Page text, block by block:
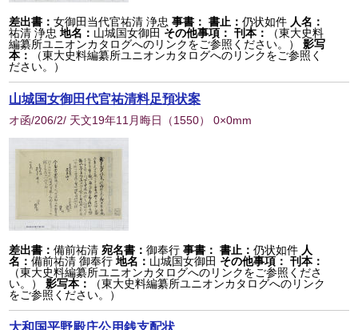
差出書：女御田当代官祐清 浄忠 事書： 書止：仍状如件 人名：
祐清 浄忠 地名： 山城国女御田 その他事項： 刊本：
（東大史料
編纂所ユニオンカタログへのリンクをご参照ください。）
影写
本：
（東大史料編纂所ユニオンカタログへのリンクをご参照く
ださい。）
山城国女御田代官祐清料足預状案
オ函/206/2/ 天文19年11月晦日 （1550） 0×0mm
差出書：備前祐清 宛名書：御奉行 事書： 書止：仍状如件 人
名：備前祐清 御奉行 地名： 山城国女御田 その他事項： 刊本：
（東大史料編纂所ユニオンカタログへのリンクをご参照くださ
い。）
影写本：
（東大史料編纂所ユニオンカタログへのリンク
をご参照ください。）
大和国平野殿庄公用銭支配状